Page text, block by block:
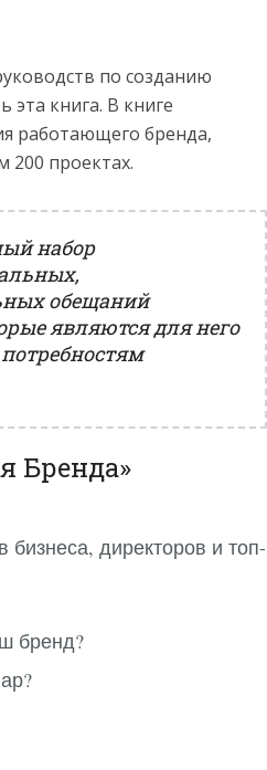
по созданию
эта книга. В книге
работающего бренда,
200 проектах.
набор
обещаний
являются для него
Бренда»
директоров и топ-
бренд?